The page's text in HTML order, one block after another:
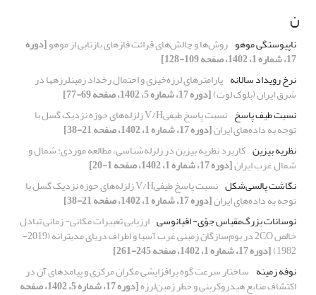
ن
ناپیوستگی موهو روش‌ها و چالش‌های قرائت فازهای بازتابی از موهو[دوره
17، شماره 1، 1402، صفحه 109-128]
نرخ رویداد سالانه پارامترهای لرزه‌خیزی و احتمال رخداد زمین‏لرزه‏ها در
شرق ایران (بلوک لوت)[دوره 17، شماره 5، 1402، صفحه 69-77]
نسبت طیف پاسخ
نسبت پاسخ طیفیV/H زلزله‌های حوزه نزدیک گسل با
توجه به داده‌های ایران[دوره 17، شماره 1، 1402، صفحه 21-38]
نظریه بیزین کاربرد نظریه بیزین در زلزله‌شناسی، مطالعه موردی: شمال و
شمال غرب ایران[دوره 17، شماره 1، 1402، صفحه 1-20]
نگاشت‌ پالسی‌شکل
نسبت پاسخ طیفیV/H زلزله‌های حوزه نزدیک گسل با
توجه به داده‌های ایران[دوره 17، شماره 1، 1402، صفحه 21-38]
نوسانات بزرگ‌مقیاس جوّی- اقیانوسی ارزیابی تغییرات مکانی- زمانی تبادل
خالص 2CO در بوم‌سازگان زمینی غرب آسیا و اطراف دریای مدیترانه (2019-
1982) [دوره 17، شماره 1، 1402، صفحه 245-261]
نوفه زمینه ساختار سرعت گوه برافزایشی مکران مرکزی و پیامدهای آن در
اکتشاف منابع هیدروکربنی و خطر زمین‌لرزه [دوره 17، شماره 5، 1402، صفحه